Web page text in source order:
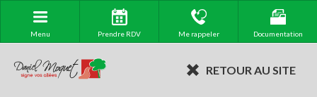
Menu Prendre RDV Me rappeler Documentation
RETOUR AU SITE